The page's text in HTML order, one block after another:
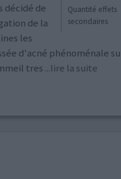
Quantité effets
secondaires
décidé de
de la
les
d'acné phénoménale
tres ...lire la suite